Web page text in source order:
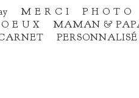
M E R C I P H O T O
E U X MAMAN &
PERSONNALISÉ